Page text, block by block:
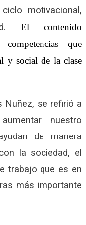
motivacional,
El contenido
competencias que
y social de la clase
Nuñez, se refirió a
nuestro
de manera
la sociedad, el
trabajo que es en
más importante